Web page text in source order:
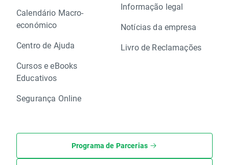
Calendário Macro-
económico
Centro de Ajuda
Cursos e eBooks
Educativos
Segurança Online
Informação legal
Notícias da empresa
Livro de Reclamações
Programa de Parcerias